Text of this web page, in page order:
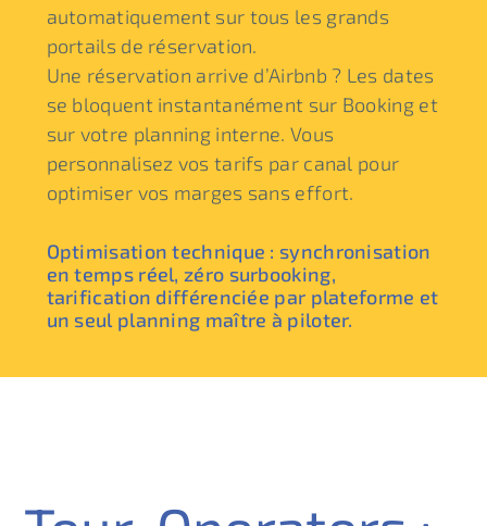
automatiquement sur tous les grands
portails de réservation.
Une réservation arrive d’Airbnb ? Les dates
se bloquent instantanément sur Booking et
sur votre planning interne. Vous
personnalisez vos tarifs par canal pour
optimiser vos marges sans effort.
Optimisation technique : synchronisation
en temps réel, zéro surbooking,
tarification différenciée par plateforme et
un seul planning maître à piloter.